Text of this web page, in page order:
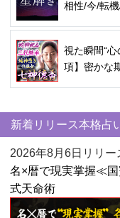
相性/今/転
視た瞬間“
項】密かな
新着リリース本格占
2026年8月6日リリー
名×暦で現実掌握≪
式天命術